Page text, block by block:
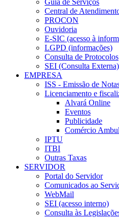
Guia de Serviços
Central de
PROCON
Ouvidoria
E-SIC (acesso à
LGPD (informações)
Consulta de Protocolos
SEI (Consulta Externa)
EMPRESA
ISS - Emissão de
Licenciamento e
Alvará Online
Eventos
Publicidade
Comércio
IPTU
ITBI
Outras Taxas
SERVIDOR
Portal do Servidor
Comunicados ao
WebMail
SEI (acesso interno)
Consulta às